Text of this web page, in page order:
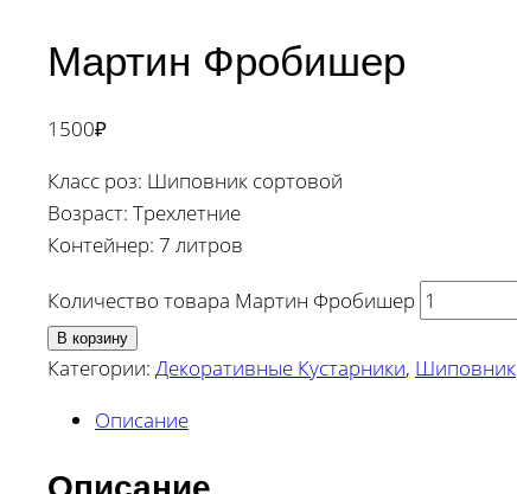
Мартин Фробишер
1500₽
Класс роз: Шиповник сортовой
Возраст: Трехлетние
Контейнер: 7 литров
Количество товара Мартин Фробишер
В корзину
Категории: Декоративные Кустарники, Шиповник
Описание